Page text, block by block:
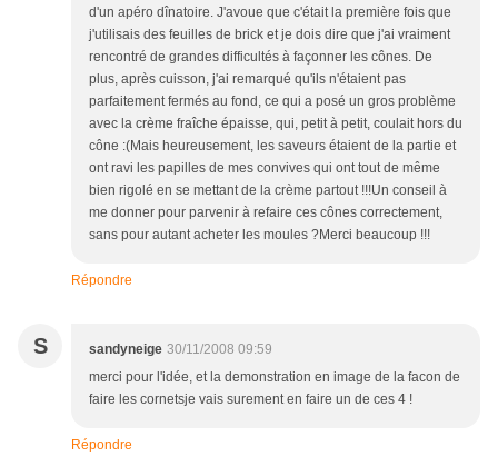
d'un apéro dînatoire. J'avoue que c'était la première fois que
j'utilisais des feuilles de brick et je dois dire que j'ai vraiment
rencontré de grandes difficultés à façonner les cônes. De
plus, après cuisson, j'ai remarqué qu'ils n'étaient pas
parfaitement fermés au fond, ce qui a posé un gros problème
avec la crème fraîche épaisse, qui, petit à petit, coulait hors du
cône :(Mais heureusement, les saveurs étaient de la partie et
ont ravi les papilles de mes convives qui ont tout de même
bien rigolé en se mettant de la crème partout !!!Un conseil à
me donner pour parvenir à refaire ces cônes correctement,
sans pour autant acheter les moules ?Merci beaucoup !!!
Répondre
S sandyneige 30/11/2008 09:59
merci pour l'idée, et la demonstration en image de la facon de
faire les cornetsje vais surement en faire un de ces 4 !
Répondre